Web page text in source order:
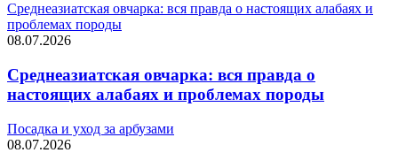
Среднеазиатская овчарка: вся правда о настоящих алабаях и
проблемах породы
08.07.2026
Среднеазиатская овчарка: вся правда о
настоящих алабаях и проблемах породы
Посадка и уход за арбузами
08.07.2026